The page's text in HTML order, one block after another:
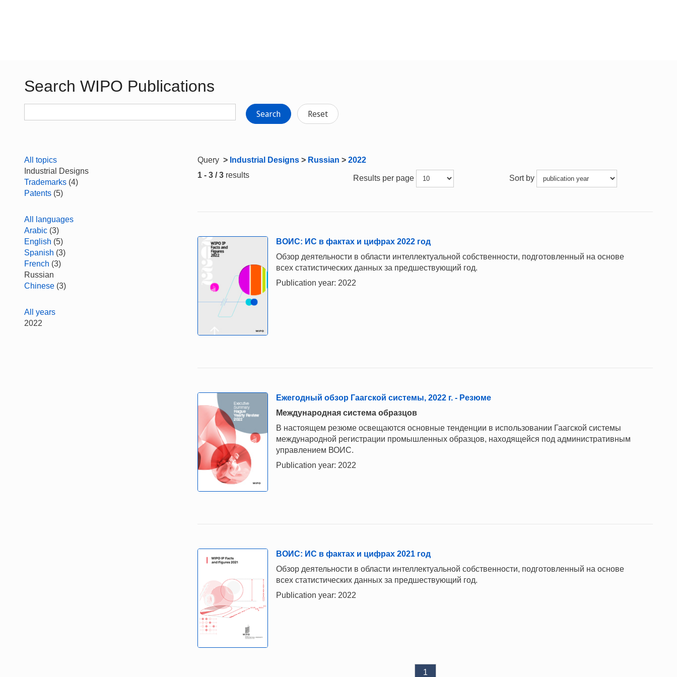
Search WIPO Publications
Search Reset
All topics
Industrial Designs
Trademarks (4)
Patents (5)
All languages
Arabic (3)
English (5)
Spanish (3)
French (3)
Russian
Chinese (3)
All years
2022
Query > Industrial Designs > Russian > 2022
1 - 3 / 3 results Results per page Sort by
ВОИС: ИС в фактах и цифрах 2022 год
Обзор деятельности в области интеллектуальной собственности, подготовленный на основе
всех статистических данных за предшествующий год.
Publication year: 2022
Ежегодный обзор Гаагской системы, 2022 г. - Резюме
Mеждународная система образцов
В настоящем резюме освещаются основные тенденции в использовании Гаагской системы
международной регистрации промышленных образцов, находящейся под административным
управлением ВОИС.
Publication year: 2022
ВОИС: ИС в фактах и цифрах 2021 год
Обзор деятельности в области интеллектуальной собственности, подготовленный на основе
всех статистических данных за предшествующий год.
Publication year: 2022
1